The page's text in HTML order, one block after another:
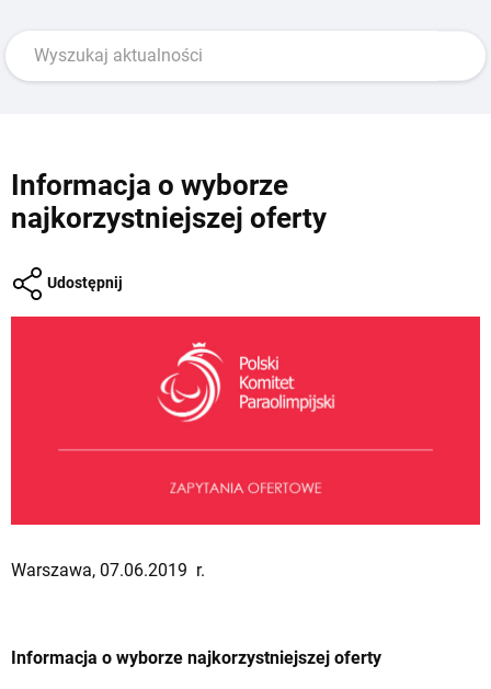
Informacja o wyborze
najkorzystniejszej oferty
Udostępnij
Warszawa, 07.06.2019 r.
Informacja o wyborze najkorzystniejszej oferty